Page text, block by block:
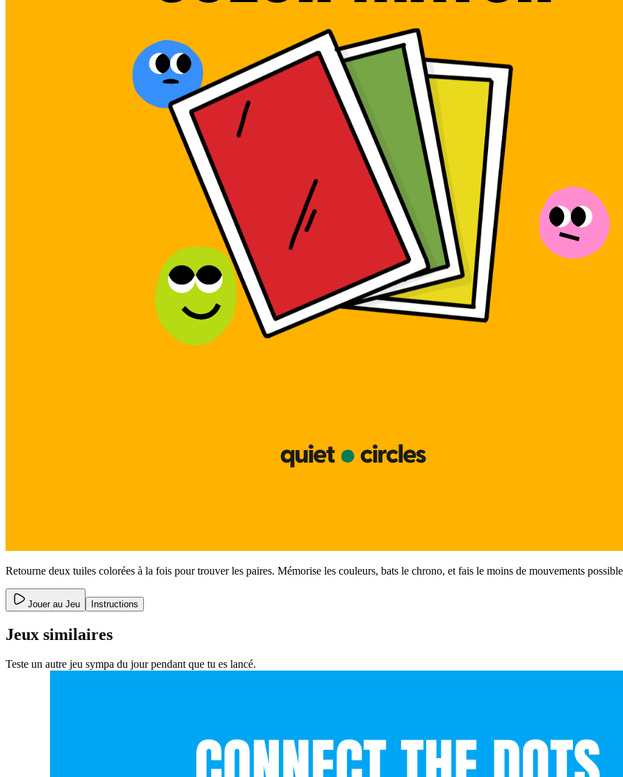
Retourne deux tuiles colorées à la fois pour trouver les paires. Mémorise les couleurs, bats le chrono, et fais le moins de mouvements
Jouer au Jeu Instructions
Jeux similaires
Teste un autre jeu sympa du jour pendant que tu es lancé.